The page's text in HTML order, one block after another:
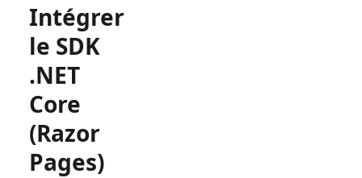
Intégrer
le SDK
.NET
Core
(Razor
Pages)